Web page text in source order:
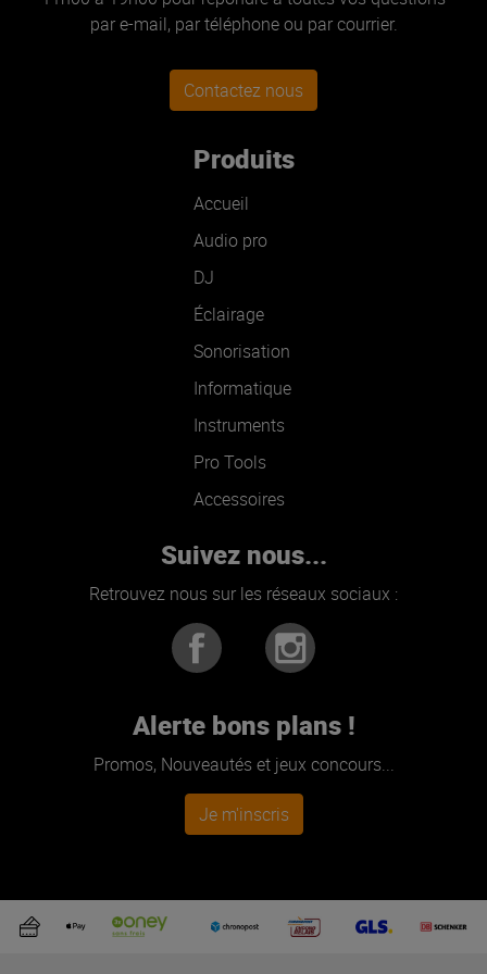
par e-mail, par téléphone ou par courrier.
Contactez nous
Produits
Accueil
Audio pro
DJ
Éclairage
Sonorisation
Informatique
Instruments
Pro Tools
Accessoires
Suivez nous...
Retrouvez nous sur les réseaux sociaux :
Alerte bons plans !
Promos, Nouveautés et jeux concours...
Je m'inscris